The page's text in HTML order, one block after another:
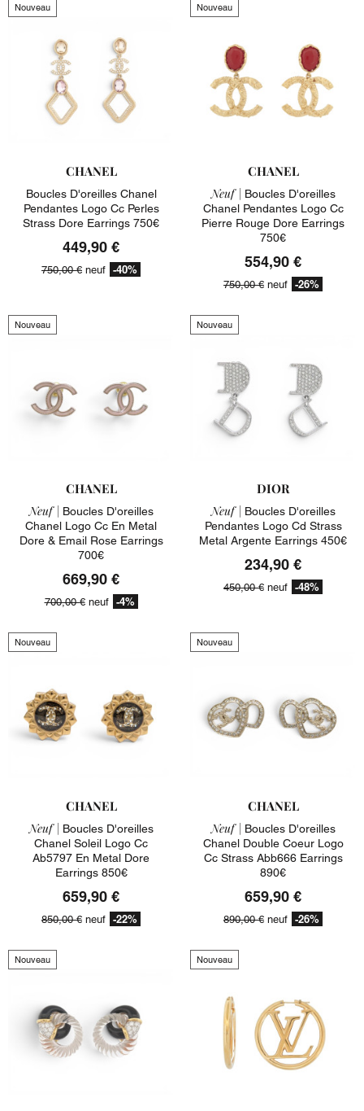
Nouveau
CHANEL
Boucles D'oreilles Chanel
Pendantes Logo Cc Perles
Strass Dore Earrings 750€
449,90 €
750,00 € neuf -40%
Nouveau
CHANEL
Neuf | Boucles D'oreilles
Chanel Pendantes Logo Cc
Pierre Rouge Dore Earrings
750€
554,90 €
750,00 € neuf -26%
Nouveau
CHANEL
Neuf | Boucles D'oreilles
Chanel Logo Cc En Metal
Dore & Email Rose Earrings
700€
669,90 €
700,00 €neuf -4%
Nouveau
DIOR
Neuf | Boucles D'oreilles
Pendantes Logo Cd Strass
Metal Argente Earrings 450€
234,90 €
450,00 € neuf -48%
Nouveau
CHANEL
Neuf | Boucles D'oreilles
Chanel Soleil Logo Cc
Ab5797 En Metal Dore
Earrings 850€
659,90 €
850,00 € neuf -22%
Nouveau
CHANEL
Neuf | Boucles D'oreilles
Chanel Double Coeur Logo
Cc Strass Abb666 Earrings
890€
659,90 €
890,00 € neuf -26%
Nouveau Nouveau